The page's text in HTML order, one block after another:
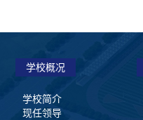
学校概况
学校简介
现任领导